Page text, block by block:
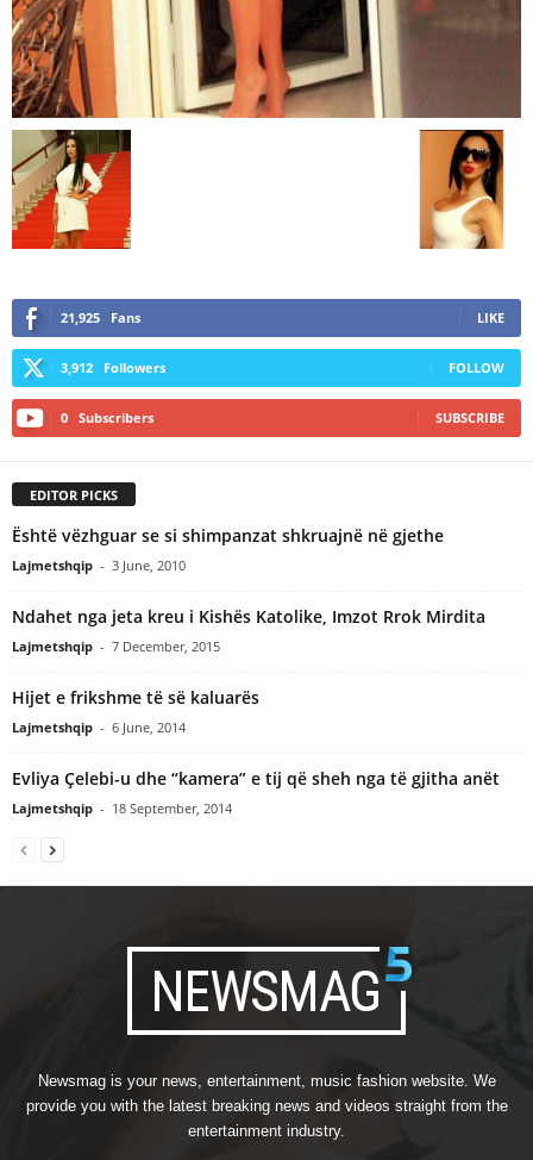
21,925 Fans LIKE
3,912 Followers FOLLOW
0 Subscribers SUBSCRIBE
EDITOR PICKS
Është vëzhguar se si shimpanzat shkruajnë në gjethe
Lajmetshqip - 3 June, 2010
Ndahet nga jeta kreu i Kishës Katolike, Imzot Rrok Mirdita
Lajmetshqip - 7 December, 2015
Hijet e frikshme të së kaluarës
Lajmetshqip - 6 June, 2014
Evliya Çelebi-u dhe “kamera” e tij që sheh nga të gjitha anët
Lajmetshqip - 18 September, 2014
Newsmag is your news, entertainment, music fashion website. We
provide you with the latest breaking news and videos straight from the
entertainment industry.